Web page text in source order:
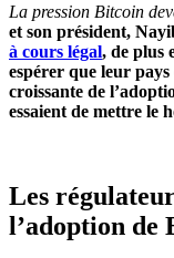
La pression Bitcoin
et son président,
à cours légal, de plus
espérer que leur pays
croissante de
essaient de mettre le
Les
l’adoption de